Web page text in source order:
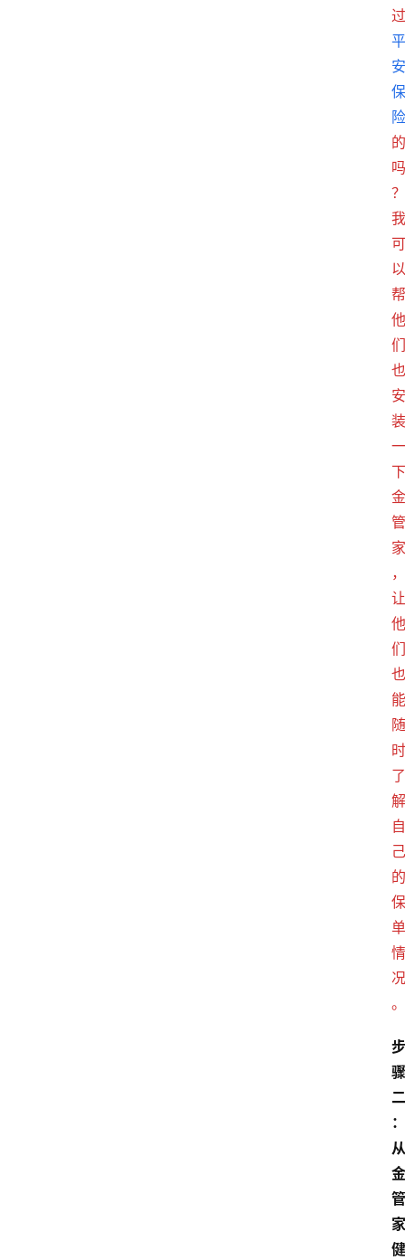
过
平
安
保
险
的
吗
？
我
可
以
帮
他
们
也
安
装
一
下
金
管
家
，
让
他
们
也
能
随
时
了
解
自
己
的
保
单
情
况
。
步
骤
二
：
从
金
管
家
健